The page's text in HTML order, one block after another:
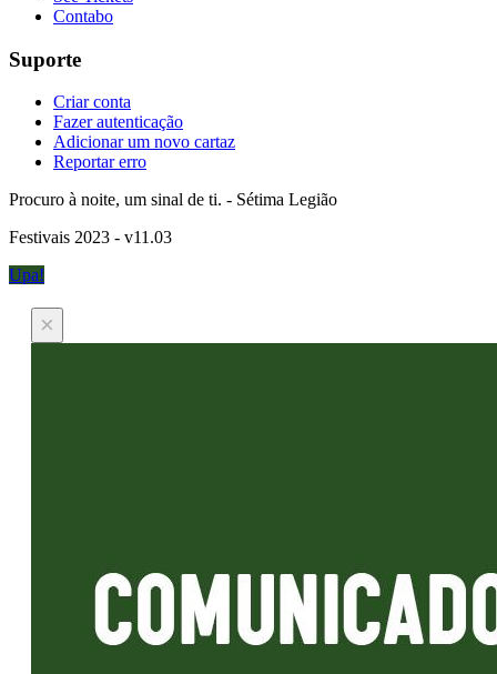
Contabo
Suporte
Criar conta
Fazer autenticação
Adicionar um novo cartaz
Reportar erro
Procuro à noite, um sinal de ti. - Sétima Legião
Festivais 2023 - v11.03
Upa!
×